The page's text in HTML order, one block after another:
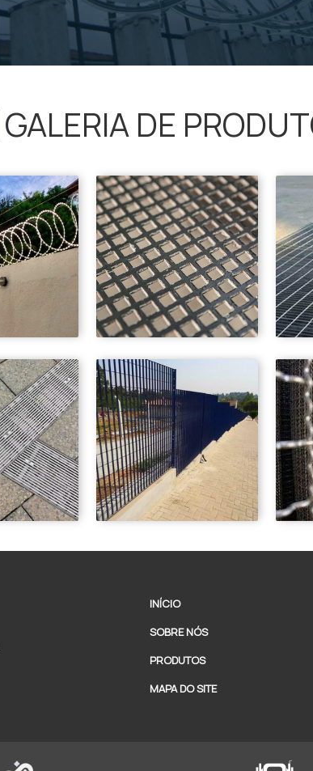
GALERIA DE
INÍCIO
SOBRE NÓS
PRODUTOS
MAPA DO SITE